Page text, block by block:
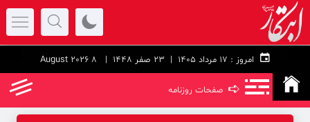
امروز : 23 صفر 1448 | 8 August 2026
➪ صفحات روزنامه